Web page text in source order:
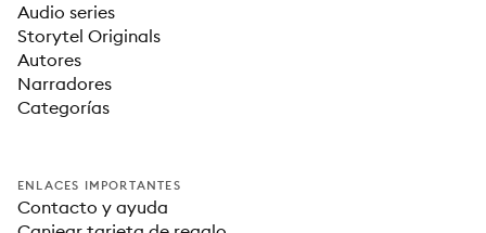
Audio series
Storytel Originals
Autores
Narradores
Categorías
ENLACES IMPORTANTES
Contacto y ayuda